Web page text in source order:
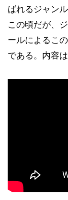
ばれるジャン
この頃だが、
ールによるこ
である。内容